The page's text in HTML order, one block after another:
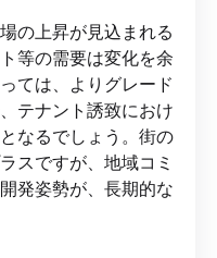
の上昇が見込まれる
等の需要は変化を余
ては、よりグレード
テナント誘致におけ
なるでしょう。街の
スですが、地域コミ
発姿勢が、長期的な